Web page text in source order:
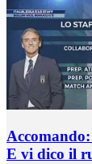
E vi dico il